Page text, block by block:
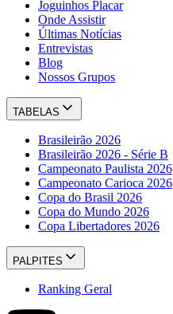
Joguinhos Placar
Onde Assistir
Últimas Notícias
Entrevistas
Blog
Nossos Grupos
TABELAS
Brasileirão 2026
Brasileirão 2026 - Série B
Campeonato Paulista 2026
Campeonato Carioca 2026
Copa do Brasil 2026
Copa do Mundo 2026
Copa Libertadores 2026
PALPITES
Ranking Geral